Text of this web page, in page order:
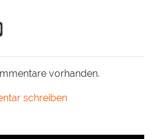
vorhanden.
schreiben